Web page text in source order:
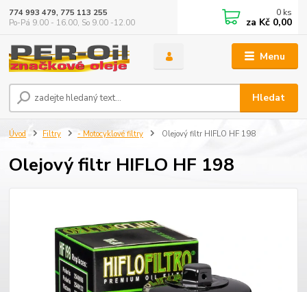
Menu
Hledat
774 993 479, 775 113 255
Po-Pá 9.00 - 16.00, So 9.00 -12.00
0 ks
za Kč 0,00
Úvod Filtry - Motocyklové filtry Olejový filtr HIFLO HF 198
Olejový filtr HIFLO HF 198